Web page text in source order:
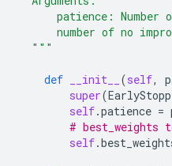
patience: Number
number of no
  """
def __init__ (self,
super(
self.patience =
# best_weights
self.